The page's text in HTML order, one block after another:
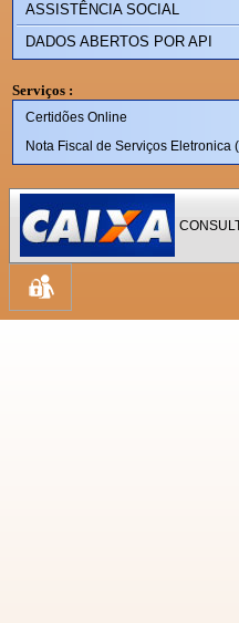
ASSISTÊNCIA SOCIAL
DADOS ABERTOS POR API
Serviços :
Certidões Online
Nota Fiscal de Serviços Eletronica